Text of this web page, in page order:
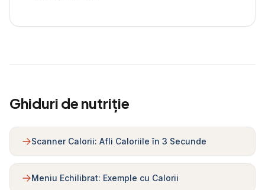
Ghiduri de nutriție
Scanner Calorii: Afli Caloriile în 3 Secunde
Meniu Echilibrat: Exemple cu Calorii